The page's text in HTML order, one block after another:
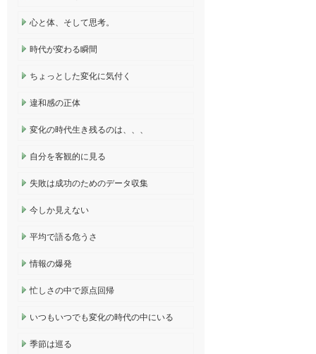
心と体、そして思考。
時代が変わる瞬間
ちょっとした変化に気付く
違和感の正体
変化の時代生き残るのは、、、
自分を客観的に見る
失敗は成功のためのデータ収集
今しか見えない
平均で語る危うさ
情報の爆発
忙しさの中で原点回帰
いつもいつでも変化の時代の中にいる
季節は巡る